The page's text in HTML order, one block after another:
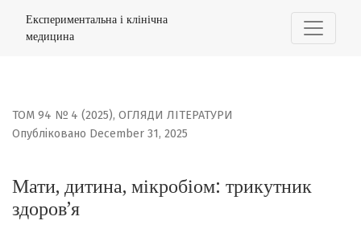
Експериментальна і клінічна
медицина
ТОМ 94 № 4 (2025), ОГЛЯДИ ЛІТЕРАТУРИ
Мати, дитина, мікробіом: трикутник
здоров’я
Опубліковано December 31, 2025